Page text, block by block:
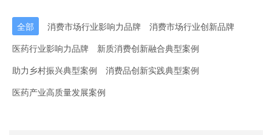
全部 消费市场行业影响力品牌
消费市场行业创新品牌
医药行业影响力品牌
新质消费创新融合典型案例
助力乡村振兴典型案例
消费品创新实践典型案例
医药产业高质量发展案例